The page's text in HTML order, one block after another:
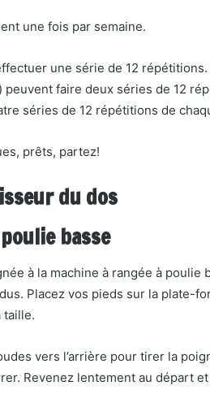
une fois par semaine.
une série de 12
peuvent faire deux séries de 12
séries de 12 répétitions de
prêts, partez!
du dos
basse
à la machine à rangée à
Placez vos pieds sur la plate-
taille.
vers l’arrière pour tirer la
Revenez lentement au départ